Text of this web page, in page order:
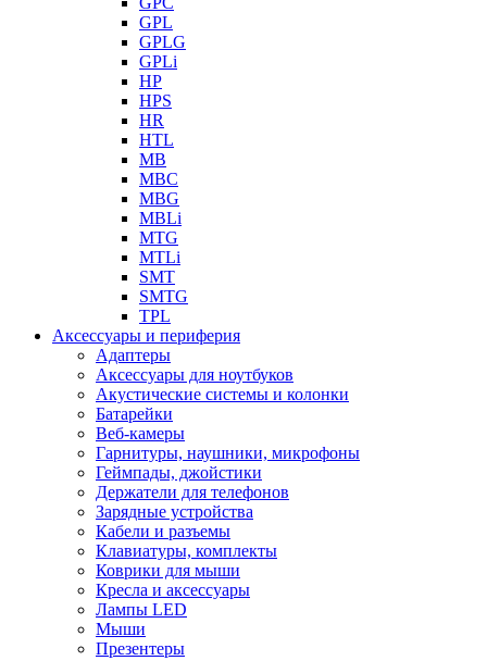
GPL
GPLG
GPLi
HP
HPS
HR
HTL
MB
MBC
MBG
MBLi
MTG
MTLi
SMT
SMTG
TPL
Аксессуары и периферия
Адаптеры
Аксессуары для ноутбуков
Акустические системы и колонки
Батарейки
Веб-камеры
Гарнитуры, наушники, микрофоны
Геймпады, джойстики
Держатели для телефонов
Зарядные устройства
Кабели и разъемы
Клавиатуры, комплекты
Коврики для мыши
Кресла и аксессуары
Лампы LED
Мыши
Презентеры